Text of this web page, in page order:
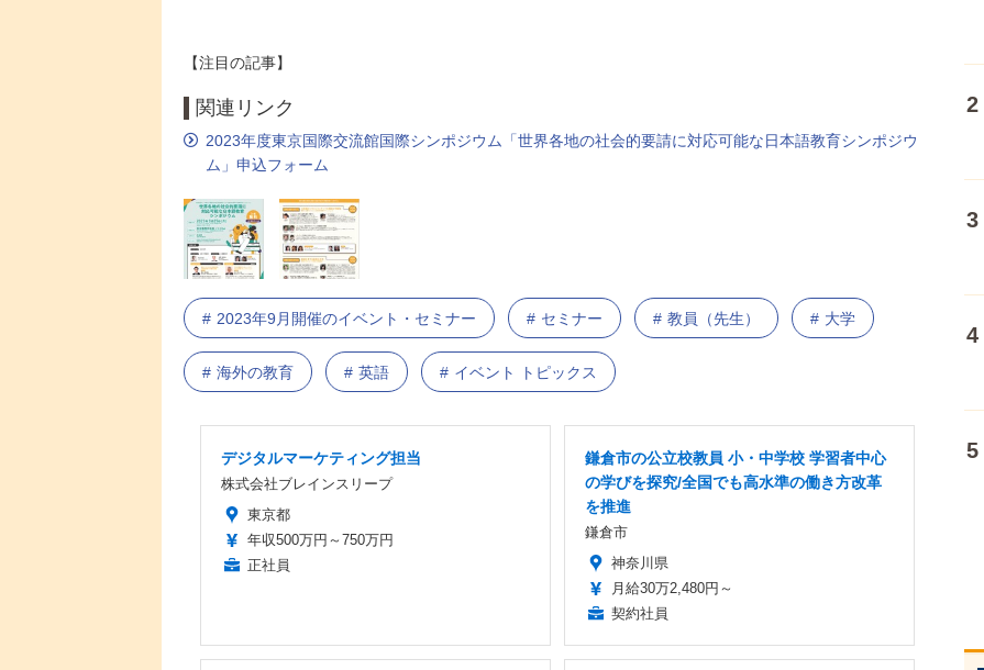
【注目の記事】
関連リンク
2023年度東京国際交流館国際シンポジウム「世界各地の社会的要請に対応可能な日本語教育シンポジウ
ム」申込フォーム
2023年9月開催のイベント・セミナー セミナー 教員（先生） 大学
海外の教育 英語 イベント トピックス
デジタルマーケティング担当
株式会社ブレインスリープ
東京都
年収500万円～750万円
正社員
鎌倉市の公立校教員 小・中学校 学習者中心
の学びを探究/全国でも高水準の働き方改革
を推進
鎌倉市
神奈川県
月給30万2,480円～
契約社員